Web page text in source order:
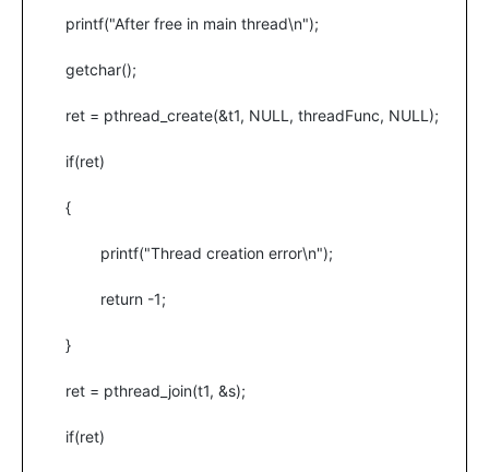
printf("After free in main thread\n");
getchar();
ret = pthread_create(&t1, NULL, threadFunc, NULL);
if(ret)
{
printf("Thread creation error\n");
return -1;
}
ret = pthread_join(t1, &s);
if(ret)